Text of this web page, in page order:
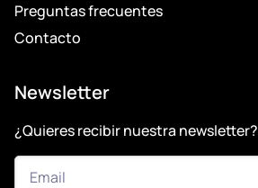
Preguntas frecuentes
Contacto
Newsletter
¿Quieres recibir nuestra newsletter?